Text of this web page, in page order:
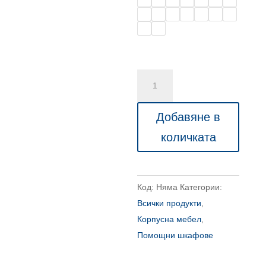
и
врати
V4
Добавяне в
количката
Код: Няма Категории:
Всички продукти
Корпусна мебел
Помощни шкафове